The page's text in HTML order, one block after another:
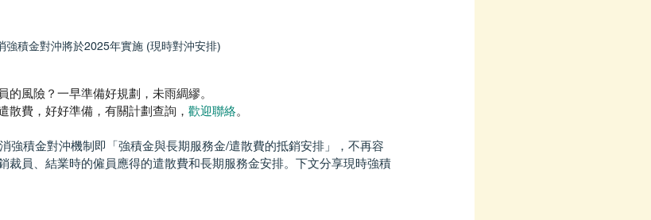
強積金對沖將於2025年實施 (現時對沖安排)
的風險？一早準備好規劃，未雨綢繆。
散費，好好準備，有關計劃查詢， 歡迎聯絡。
強積金對沖機制即「強積金與長期服務金/遣散費的抵銷安排」，不再容
裁員、結業時的僱員應得的遣散費和長期服務金安排。下文分享現時強積